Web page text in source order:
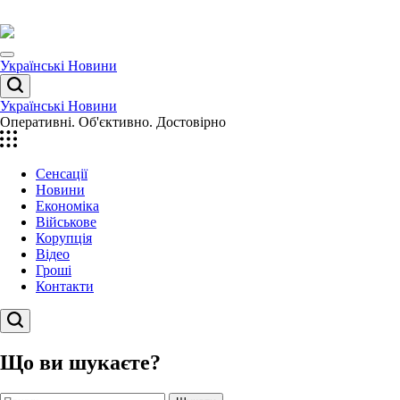
до
вмісту
Menu
Українські Новини
Пошук
Українські Новини
Оперативні. Об'єктивно. Достовірно
Сенсації
Новини
Економіка
Військове
Корупція
Відео
Гроші
Контакти
Пошук
Що ви шукаєте?